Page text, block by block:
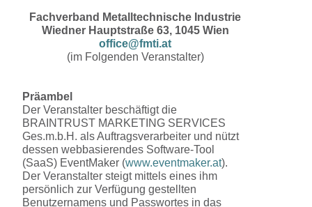
Fachverband Metalltechnische Industrie
Wiedner Hauptstraße 63, 1045 Wien
office@fmti.at
(im Folgenden Veranstalter)
Präambel
Der Veranstalter beschäftigt die
BRAINTRUST MARKETING SERVICES
Ges.m.b.H. als Auftragsverarbeiter und nützt
dessen webbasierendes Software-Tool
(SaaS) EventMaker (www.eventmaker.at).
Der Veranstalter steigt mittels eines ihm
persönlich zur Verfügung gestellten
Benutzernamens und Passwortes in das